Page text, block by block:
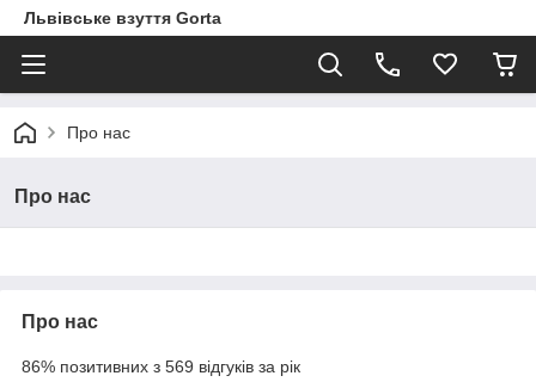
Львівське взуття Gorta
Про нас
Про нас
Про нас
86% позитивних з 569 відгуків за рік